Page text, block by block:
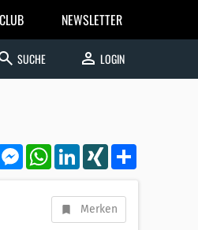
NEWSLETTER
SUCHE person LOGIN
MessengerWhatsApp
LinkedInXING
Merken